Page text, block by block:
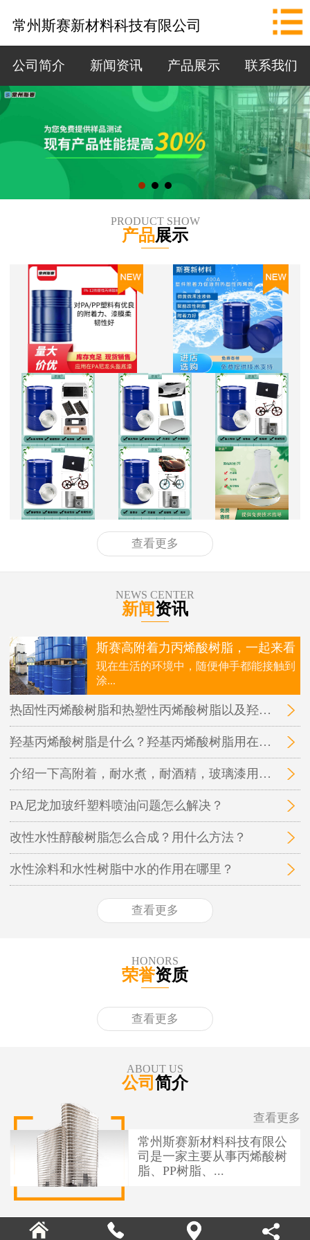
新闻资讯
产品展示
联系我们
拨打电话
常州斯赛新材料科技有限公司
公司简介 新闻资讯 产品展示 联系我们
PRODUCT SHOW
产品展示
查看更多
NEWS CENTER
新闻资讯
斯赛高附着力丙烯酸树脂，一起来看
现在生活的环境中，随便伸手都能接触到
涂...
热固性丙烯酸树脂和热塑性丙烯酸树脂以及羟基丙烯酸树脂三者之间的区别在哪里？
羟基丙烯酸树脂是什么？羟基丙烯酸树脂用在哪里？
介绍一下高附着，耐水煮，耐酒精，玻璃漆用的丙烯酸树脂
PA尼龙加玻纤塑料喷油问题怎么解决？
改性水性醇酸树脂怎么合成？用什么方法？
水性涂料和水性树脂中水的作用在哪里？
查看更多
HONORS
荣誉资质
查看更多
ABOUT US
公司 简介
常州斯赛新材料科技有限公
司是一家主要从事丙烯酸树
脂、PP树脂、...
查看更多